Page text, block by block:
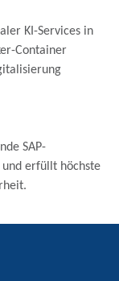
KI-Services in
Container
SAP-
erfüllt höchste